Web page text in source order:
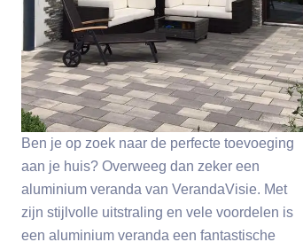
Ben je op zoek naar de perfecte toevoeging
aan je huis? Overweeg dan zeker een
aluminium veranda van VerandaVisie. Met
zijn stijlvolle uitstraling en vele voordelen is
een aluminium veranda een fantastische